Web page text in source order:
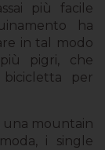
più facile
ha
in tal modo
pigri, che
per
una mountain
i single